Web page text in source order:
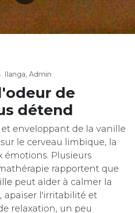
Ilanga, Admin
de
détend
enveloppant de la vanille
le cerveau limbique, la
émotions. Plusieurs
rapportent que
peut aider à calmer la
apaiser l'irritabilité et
relaxation, un peu